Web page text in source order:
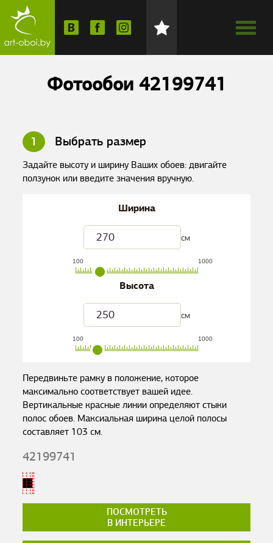
Фотообои 42199741
1 Выбрать размер
Задайте высоту и ширину Ваших обоев: двигайте
ползунок или введите значения вручную.
Ширина
см
100 1000
Высота
см
100 1000
Передвиньте рамку в положение, которое
максимально соответствует вашей идее.
Вертикальные красные линии определяют стыки
полос обоев. Максиальная ширина целой полосы
составляет 103 см.
42199741
ПОСМОТРЕТЬ
В ИНТЕРЬЕРЕ